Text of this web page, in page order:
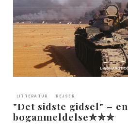
LITTERATUR REJSER
"Det sidste gidsel" – en
boganmeldelse✮✮✮